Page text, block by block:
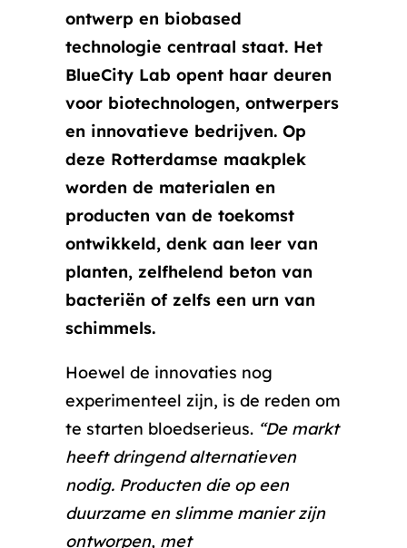
ontwerp en biobased
technologie centraal staat. Het
BlueCity Lab opent haar deuren
voor biotechnologen, ontwerpers
en innovatieve bedrijven. Op
deze Rotterdamse maakplek
worden de materialen en
producten van de toekomst
ontwikkeld, denk aan leer van
planten, zelfhelend beton van
bacteriën of zelfs een urn van
schimmels.
Hoewel de innovaties nog
experimenteel zijn, is de reden om
te starten bloedserieus. “De markt
heeft dringend alternatieven
nodig. Producten die op een
duurzame en slimme manier zijn
ontworpen, met